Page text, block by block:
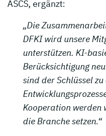
ASCS, ergänzt:
„Die
DFKI wird unsere
unterstützen. KI-
Berücksichtigung
sind der Schlüssel
Kooperation werden
die Branche setzen.“